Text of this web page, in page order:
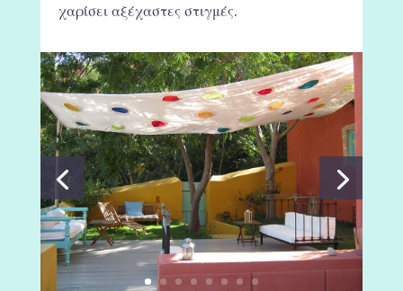
χαρίσει αξέχαστες στιγμές.